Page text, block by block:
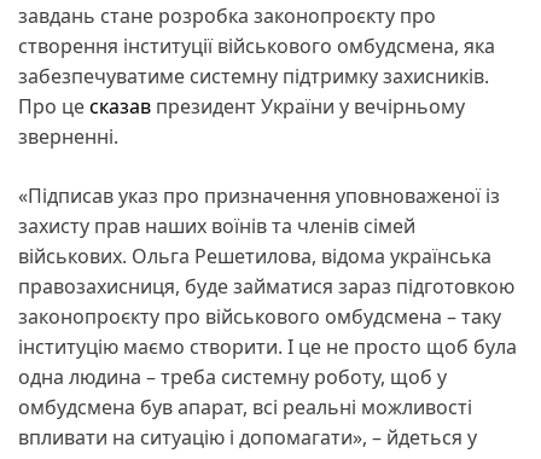
завдань стане розробка законопроєкту про
створення інституції військового омбудсмена, яка
забезпечуватиме системну підтримку захисників.
Про цесказав президент України у вечірньому
зверненні.
«Підписав указ про призначення уповноваженої із
захисту прав наших воїнів та членів сімей
військових. Ольга Решетилова, відома українська
правозахисниця, буде займатися зараз підготовкою
законопроєкту про військового омбудсмена – таку
інституцію маємо створити. І це не просто щоб була
одна людина – треба системну роботу, щоб у
омбудсмена був апарат, всі реальні можливості
впливати на ситуацію і допомагати», – йдеться у